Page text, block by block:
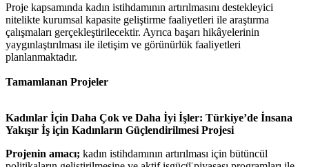
Proje kapsamında kadın istihdamının artırılmasını destekleyici
nitelikte kurumsal kapasite geliştirme faaliyetleri ile araştırma
çalışmaları gerçekleştirilecektir. Ayrıca başarı hikâyelerinin
yaygınlaştırılması ile iletişim ve görünürlük faaliyetleri
planlanmaktadır.
Tamamlanan Projeler
Kadınlar İçin Daha Çok ve Daha İyi İşler: Türkiye’de İnsana
Yakışır İş için Kadınların Güçlendirilmesi Projesi
Projenin amacı; kadın istihdamının artırılması için bütüncül